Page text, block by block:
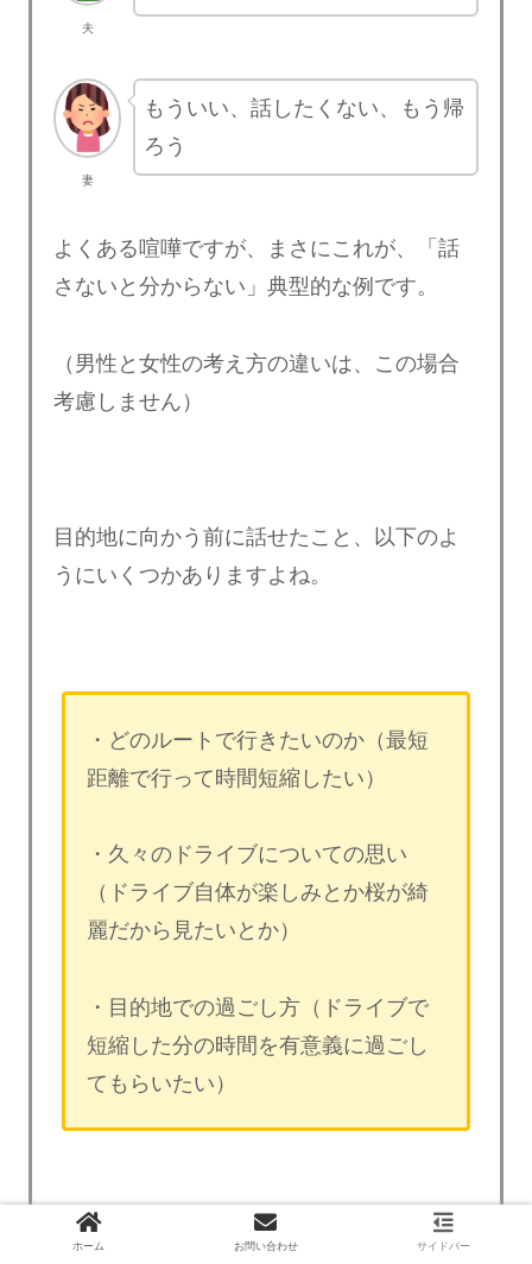
夫
妻
もういい、話したくない、もう帰
ろう
よくある喧嘩ですが、まさにこれが、「話
さないと分からない」典型的な例です。
（男性と女性の考え方の違いは、この場合
考慮しません）
目的地に向かう前に話せたこと、以下のよ
うにいくつかありますよね。
・どのルートで行きたいのか（最短
距離で行って時間短縮したい）
・久々のドライブについての思い
（ドライブ自体が楽しみとか桜が綺
麗だから見たいとか）
・目的地での過ごし方（ドライブで
短縮した分の時間を有意義に過ごし
てもらいたい）
「自分のビジョンや思いを常々伝え合うこ
ホーム お問い合わせ サイドバー